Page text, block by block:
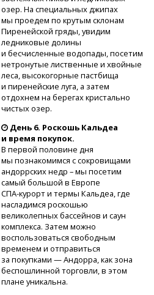
озер. На специальных джипах
мы проедем по крутым склонам
Пиренейской гряды, увидим
ледниковые долины
и бесчисленные водопады, посетим
нетронутые лиственные и хвойные
леса, высокогорные пастбища
и пиренейские луга, а затем
отдохнем на берегах кристально
чистых озер.
День 6. Роскошь Кальдеа
и время покупок.
В первой половине дня
мы познакомимся с сокровищами
андоррских недр – мы посетим
самый большой в Европе
СПА-курорти термы Кальдеа, где
насладимся роскошью
великолепных бассейнов и саун
комплекса. Затем можно
воспользоваться свободным
временем и отправиться
за покупками — Андорра, как зона
беспошлинной торговли, в этом
плане уникальна.